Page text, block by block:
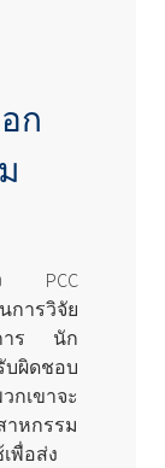
ก
ง PCC
การวิจัย
าร นัก
ผิดชอบ
กเขาจะ
หกรรม
พื่อส่ง